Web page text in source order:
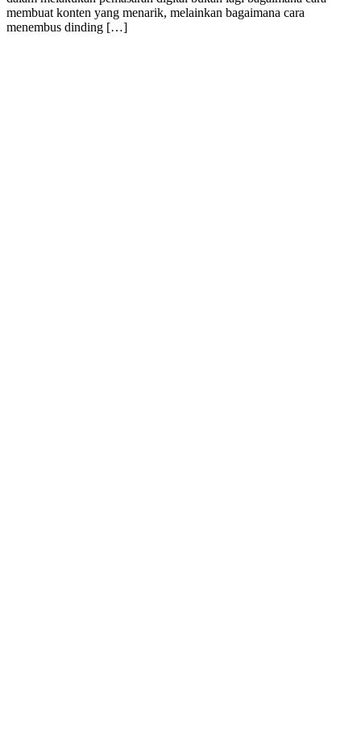
membuat konten yang menarik, melainkan bagaimana cara
menembus dinding […]